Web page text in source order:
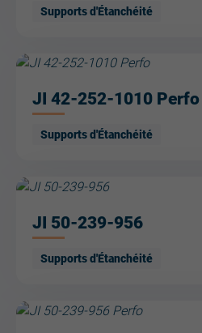
Supports d'Étanchéité
JI 42-252-1010 Perfo
Supports d'Étanchéité
JI 50-239-956
Supports d'Étanchéité